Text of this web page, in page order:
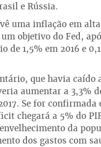
e Rússia.
uma inflação em
um objetivo do Fed,
de 1,5% em 2016 e
que havia caído
aumentar a 3,3%
Se for confirmada
chegará a 5% do
da
dos gastos com